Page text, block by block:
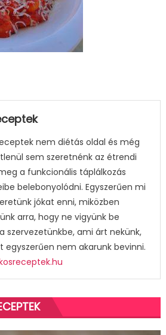
nem diétás oldal és még
sem szeretnénk az étrendi
a funkcionális táplálkozás
belebonyolódni. Egyszerűen mi
jókat enni, miközben
arra, hogy ne vigyünk be
szervezetünkbe, ami árt nekünk,
egyszerűen nem akarunk bevinni.